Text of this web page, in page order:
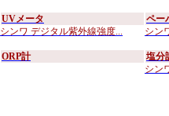
UVメータ
シンワ デジタル紫外線強度...
ペー
シン
ORP計
塩分
シン